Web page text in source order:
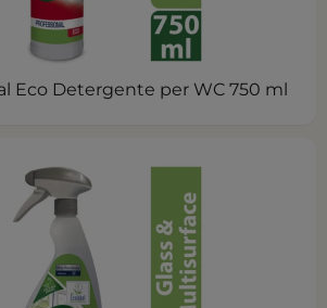
Eco Detergente per WC 750 ml